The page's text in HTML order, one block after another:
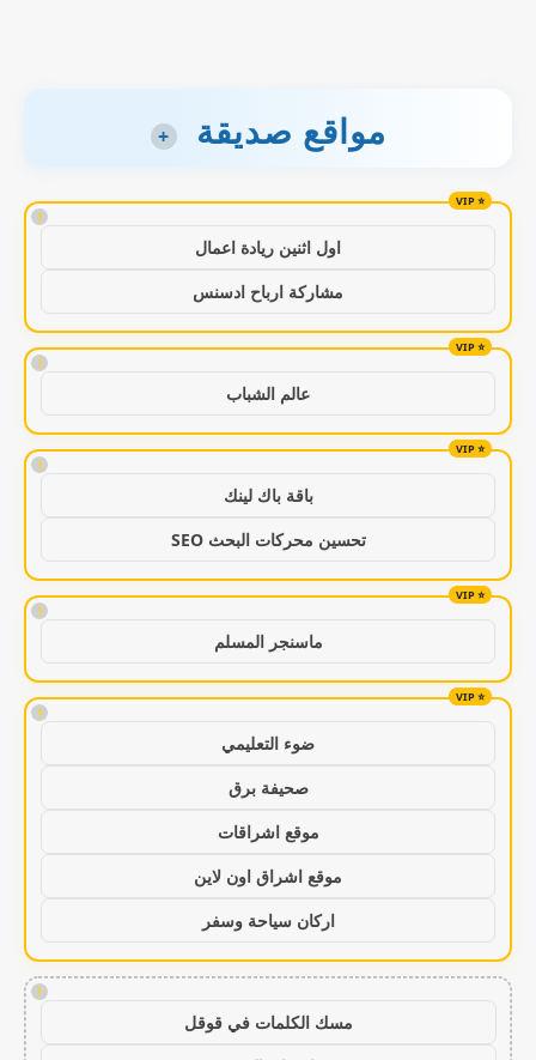
مواقع صديقة +
!
اول اثنين ريادة اعمال
مشاركة ارباح ادسنس
!
عالم الشباب
!
باقة باك لينك
تحسين محركات البحث SEO
!
ماسنجر المسلم
!
ضوء التعليمي
صحيفة برق
موقع اشراقات
موقع اشراق اون لاين
اركان سياحة وسفر
!
مسك الكلمات في قوقل